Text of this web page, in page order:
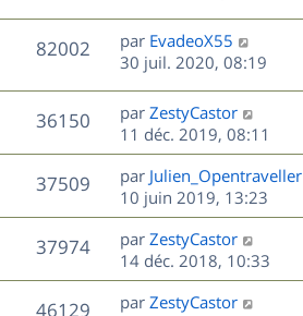
g
e
s
a
g
e
s
e
r
m
e
s
s
a
g
e
u
s
n
i
r
m
e
s
a
e
82002V
u
e
D
e
n
i
e
r
m
e
s
s
a
g
par EvadeoX55
30 juil. 2020, 08:19
36150V
u
D
e
r
n
i
e
r
m
e
s
par ZestyCastor
11 déc. 2019, 08:11
37509V
u
s
D
e
r
n
i
e
r
par Julien_Opentraveller
10 juin 2019, 13:23
37974V
u
D
e
r
n
par ZestyCastor
14 déc. 2018, 10:33
46129V
D
par ZestyCastor